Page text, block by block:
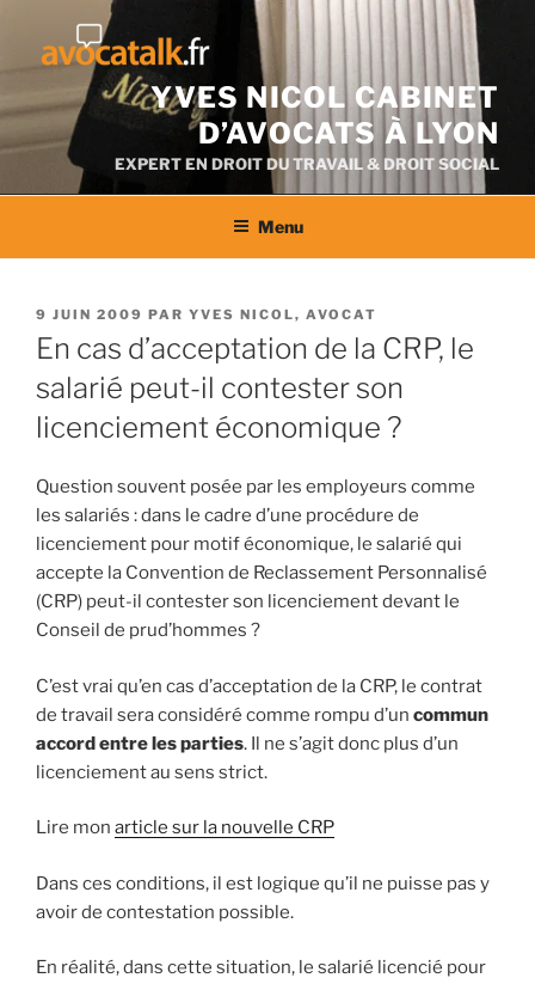
contenu
YVES NICOL CABINET
D’AVOCATS À LYON
EXPERT EN DROIT DU TRAVAIL & DROIT SOCIAL
Menu
PUBLIÉ
LE
9 JUIN 2009 PAR YVES NICOL, AVOCAT
En cas d’acceptation de la CRP, le
salarié peut-il contester son
licenciement économique ?
Question souvent posée par les employeurs comme
les salariés : dans le cadre d’une procédure de
licenciement pour motif économique, le salarié qui
accepte la Convention de Reclassement Personnalisé
(CRP) peut-il contester son licenciement devant le
Conseil de prud’hommes ?
C’est vrai qu’en cas d’acceptation de la CRP, le contrat
de travail sera considéré comme rompu d’un commun
accord entre les parties. Il ne s’agit donc plus d’un
licenciement au sens strict.
Lire mon article sur la nouvelle CRP
Dans ces conditions, il est logique qu’il ne puisse pas y
avoir de contestation possible.
En réalité, dans cette situation, le salarié licencié pour